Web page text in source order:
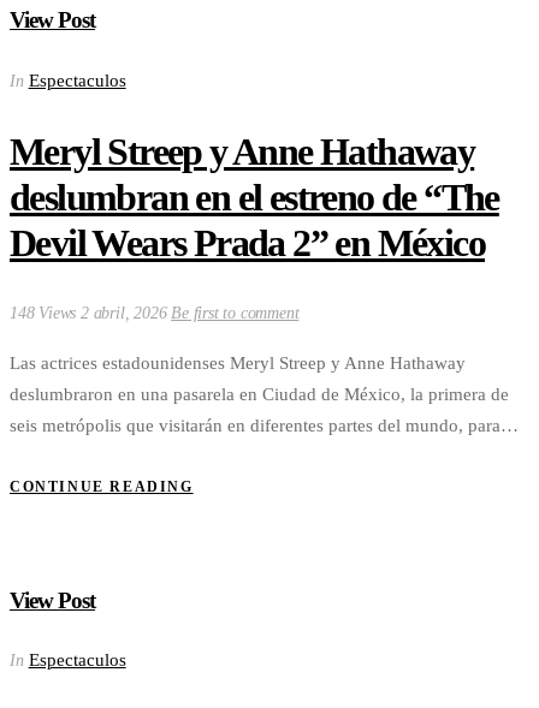
View Post
In Espectaculos
Meryl Streep y Anne Hathaway
deslumbran en el estreno de “The
Devil Wears Prada 2” en México
148 Views 2 abril, 2026 Be first to comment
Las actrices estadounidenses Meryl Streep y Anne Hathaway
deslumbraron en una pasarela en Ciudad de México, la primera de
seis metrópolis que visitarán en diferentes partes del mundo, para…
CONTINUE READING
View Post
In Espectaculos